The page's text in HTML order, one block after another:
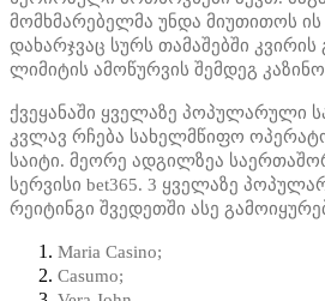
მომხმარებელმა უნდა მიუთითოს
დახარჯვაც სურს თამაშებში კვირის
ლიმიტის ამოწურვის შემდეგ
ქვეყანაში ყველაზე პოპულარული
კვლავ რჩება სახელმწიფო
საიტი. მეორე ადგილზეა
სერვისი bet365. 3 ყველაზე
რეიტინგი შვედეთში ასე
Maria Casino;
Casumo;